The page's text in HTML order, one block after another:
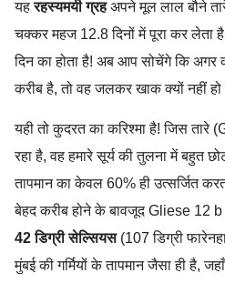
यहरहस्यमयी ग्रहअपने मूल लाल बौने
चक्कर महज 12.8 दिनों में पूरा कर लेता
दिन का होता है! अब आप सोचेंगे कि
करीब है, तो वह जलकर खाक क्यों नहीं हो
यही तो कुदरत का करिश्मा है! जिस तारे
रहा है, वह हमारे सूर्य की तुलना में बहुत
तापमान का केवल 60% ही उत्सर्जित
बेहद करीब होने के बावजूद Gliese 12
42 डिग्री सेल्सियस(107 डिग्री
मुंबई की गर्मियों के तापमान जैसा ही है,